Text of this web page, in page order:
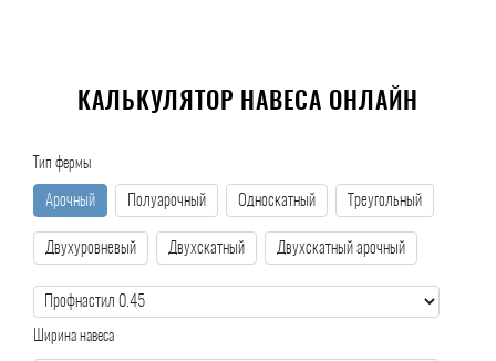
КАЛЬКУЛЯТОР НАВЕСА ОНЛАЙН
Тип фермы
Арочный Полуарочный Односкатный Треугольный
Двухуровневый Двухскатный Двухскатный арочный
Ширина навеса